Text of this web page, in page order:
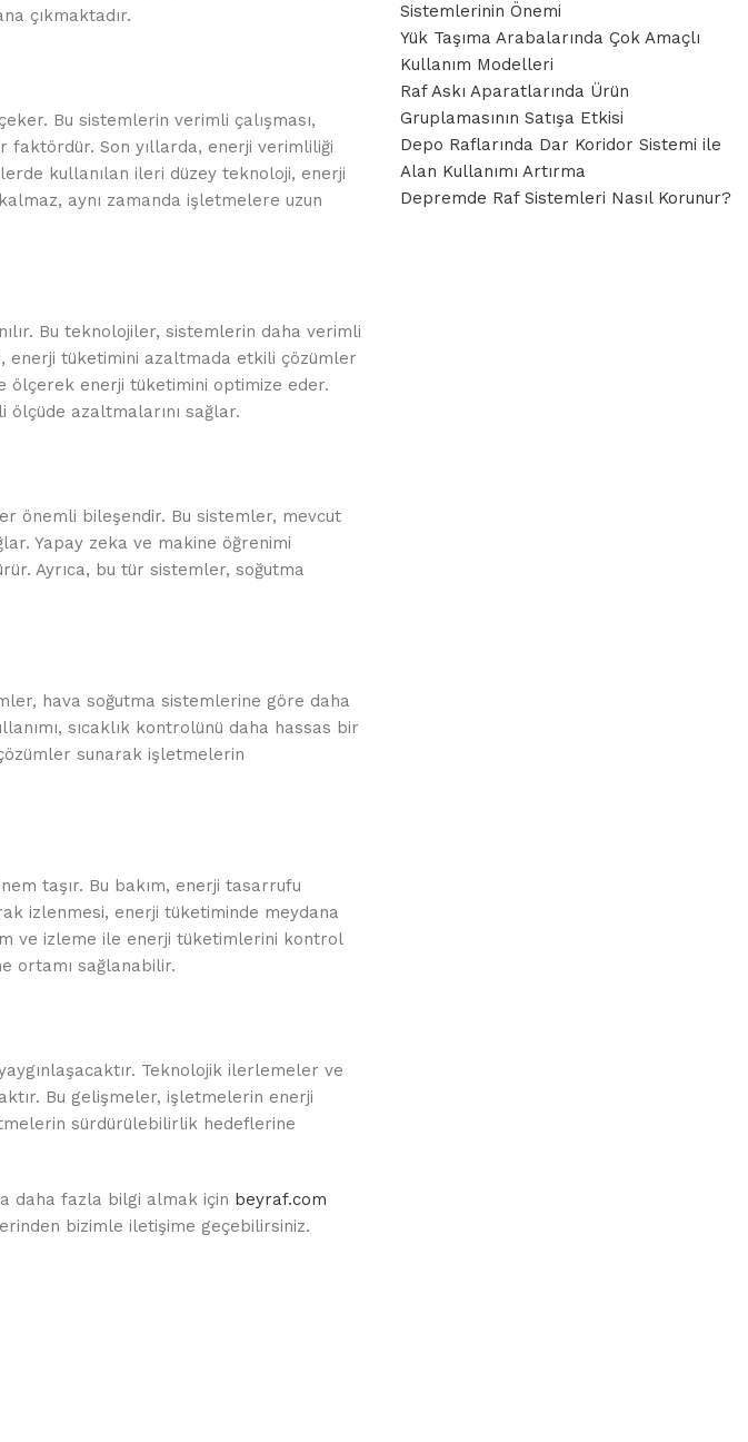
çıkmaktadır.
Bu sistemlerin verimli çalışması,
faktördür. Son yıllarda, enerji verimliliği
kullanılan ileri düzey teknoloji, enerji
aynı zamanda işletmelere uzun
Bu teknolojiler, sistemlerin daha verimli
enerji tüketimini azaltmada etkili çözümler
ölçerek enerji tüketimini optimize eder.
azaltmalarını sağlar.
önemli bileşendir. Bu sistemler, mevcut
Yapay zeka ve makine öğrenimi
Ayrıca, bu tür sistemler, soğutma
hava soğutma sistemlerine göre daha
sıcaklık kontrolünü daha hassas bir
sunarak işletmelerin
taşır. Bu bakım, enerji tasarrufu
izlenmesi, enerji tüketiminde meydana
ve izleme ile enerji tüketimlerini kontrol
ortamı sağlanabilir.
Teknolojik ilerlemeler ve
Bu gelişmeler, işletmelerin enerji
sürdürülebilirlik hedeflerine
daha fazla bilgi almak için beyraf.com
bizimle iletişime geçebilirsiniz.
Sistemlerinin Önemi
Yük Taşıma Arabalarında Çok Amaçlı
Kullanım Modelleri
Raf Askı Aparatlarında Ürün
Gruplamasının Satışa Etkisi
Depo Raflarında Dar Koridor Sistemi ile
Alan Kullanımı Artırma
Depremde Raf Sistemleri Nasıl Korunur?